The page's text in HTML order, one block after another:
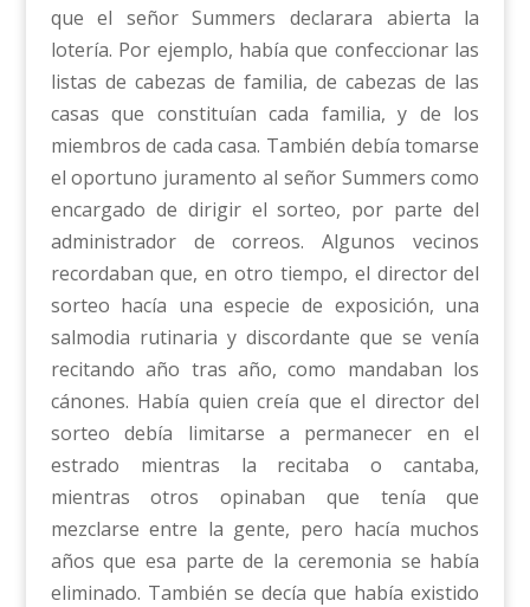
que el señor Summers declarara abierta la
lotería. Por ejemplo, había que confeccionar las
listas de cabezas de familia, de cabezas de las
casas que constituían cada familia, y de los
miembros de cada casa. También debía tomarse
el oportuno juramento al señor Summers como
encargado de dirigir el sorteo, por parte del
administrador de correos. Algunos vecinos
recordaban que, en otro tiempo, el director del
sorteo hacía una especie de exposición, una
salmodia rutinaria y discordante que se venía
recitando año tras año, como mandaban los
cánones. Había quien creía que el director del
sorteo debía limitarse a permanecer en el
estrado mientras la recitaba o cantaba,
mientras otros opinaban que tenía que
mezclarse entre la gente, pero hacía muchos
años que esa parte de la ceremonia se había
eliminado. También se decía que había existido